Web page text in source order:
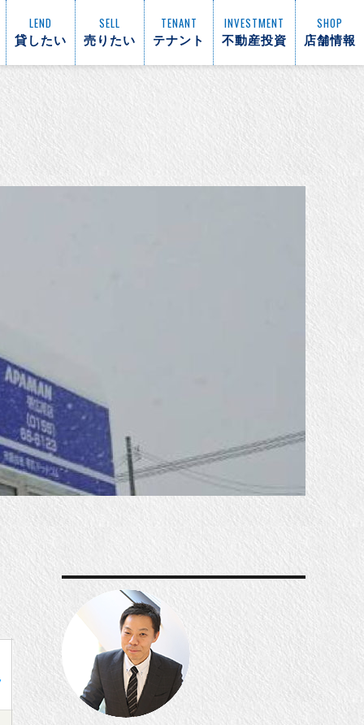
LEND
貸したい
SELL
売りたい
TENANT
テナント
INVESTMENT
不動産投資
SHOP
店舗情報